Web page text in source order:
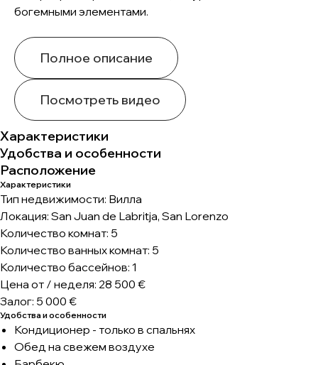
богемными элементами.
Полное описание
Посмотреть видео
Характеристики
Удобства и особенности
Расположение
Характеристики
Тип недвижимости: Вилла
Локация: San Juan de Labritja, San Lorenzo
Количество комнат: 5
Количество ванных комнат: 5
Количество бассейнов: 1
Цена от / неделя: 28 500 €
Залог: 5 000 €
Удобства и особенности
Кондиционер - только в спальнях
Обед на свежем воздухе